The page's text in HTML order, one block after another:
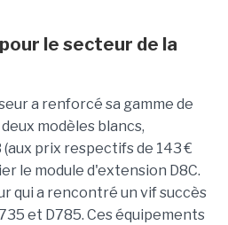
le secteur de la
a renforcé sa gamme de
modèles blancs,
(aux prix respectifs de 143 €
le module d'extension D8C.
qui a rencontré un vif succès
et D785. Ces équipements